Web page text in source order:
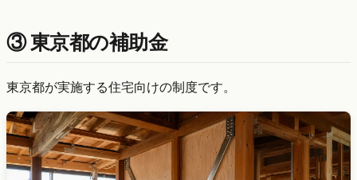
③ 東京都の補助金
東京都が実施する住宅向けの制度です。